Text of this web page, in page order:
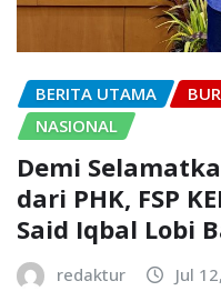
BERITA UTAMA
NASIONAL
Demi
dari PHK, FSP
Said Iqbal Lobi
redaktur Jul